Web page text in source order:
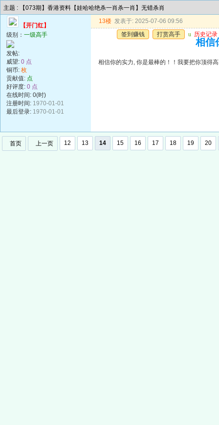
主题 : 【073期】香港资料【娃哈哈绝杀一肖杀一肖】无错杀肖
【开门红】
级别： 一级高手
发帖:
威望: 0 点
铜币: 枚
贡献值: 点
好评度: 0 点
在线时间: 0(时)
注册时间: 1970-01-01
最后登录: 1970-01-01
13楼 发表于: 2025-07-06 09:56
签到赚钱
打赏高手 u 历史记录
相信
相信你的实力, 你是最棒的！！我要把你顶得
首页 上一页 12 13 14 15 16 17 18 19 20